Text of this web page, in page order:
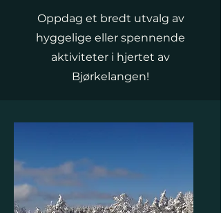
Oppdag et bredt utvalg av
hyggelige eller spennende
aktiviteter i hjertet av
Bjørkelangen!